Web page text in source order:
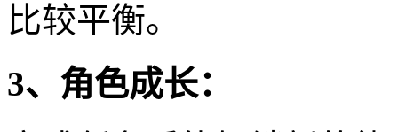
比较平衡。
3、角色成长：